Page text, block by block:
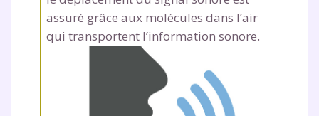
assuré grâce aux molécules dans l’air
qui transportent l’information sonore.